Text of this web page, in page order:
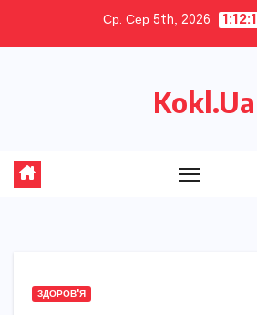
Ср. Сер 5th, 2026
Kokl.Ua
ЗДОРОВ'Я